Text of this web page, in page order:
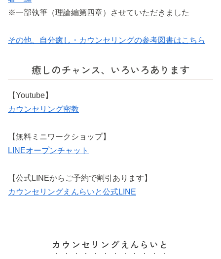
※一部執筆（理論編第四章）させていただきました
その他、自分癒し・カウンセリングの参考図書はこちら
癒しのチャンス、いろいろあります
【Youtube】
カウンセリング密教
【無料ミニワークショップ】
LINEオープンチャット
【公式LINEからご予約で割引あります】
カウンセリングえんらいと公式LINE
カウンセリングえんらいと